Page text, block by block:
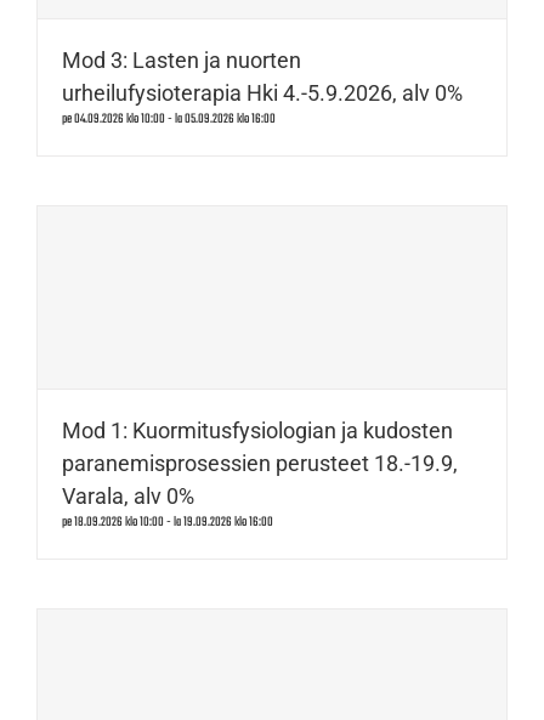
Mod 3: Lasten ja nuorten
urheilufysioterapia Hki 4.-5.9.2026, alv 0%
pe 04.09.2026 klo 10:00-la 05.09.2026 klo 16:00
Mod 1: Kuormitusfysiologian ja kudosten
paranemisprosessien perusteet 18.-19.9,
Varala, alv 0%
pe 18.09.2026 klo 10:00-la 19.09.2026 klo 16:00